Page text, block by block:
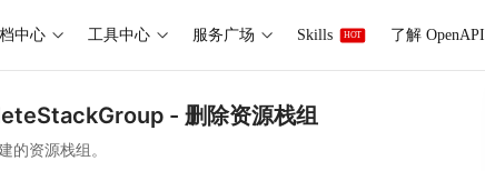
中心 工具中心 服务广场 Skills HOT 了解 OpenAPI
- 删除资源栈组
的资源栈组。